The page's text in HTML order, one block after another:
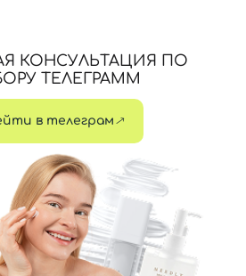
КОНСУЛЬТАЦИЯ ПО
ТЕЛЕГРАММ
в телеграм